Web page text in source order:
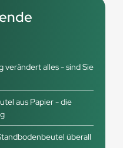
verändert alles - sind Sie
aus Papier - die
überall